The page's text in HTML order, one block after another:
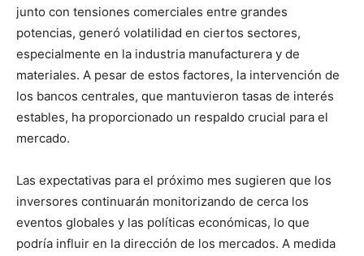
junto con tensiones comerciales entre grandes
potencias, generó volatilidad en ciertos sectores,
especialmente en la industria manufacturera y de
materiales. A pesar de estos factores, la intervención de
los bancos centrales, que mantuvieron tasas de interés
estables, ha proporcionado un respaldo crucial para el
mercado.
Las expectativas para el próximo mes sugieren que los
inversores continuarán monitorizando de cerca los
eventos globales y las políticas económicas, lo que
podría influir en la dirección de los mercados. A medida